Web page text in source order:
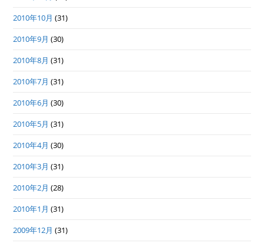
2010年10月 (31)
2010年9月 (30)
2010年8月 (31)
2010年7月 (31)
2010年6月 (30)
2010年5月 (31)
2010年4月 (30)
2010年3月 (31)
2010年2月 (28)
2010年1月 (31)
2009年12月 (31)